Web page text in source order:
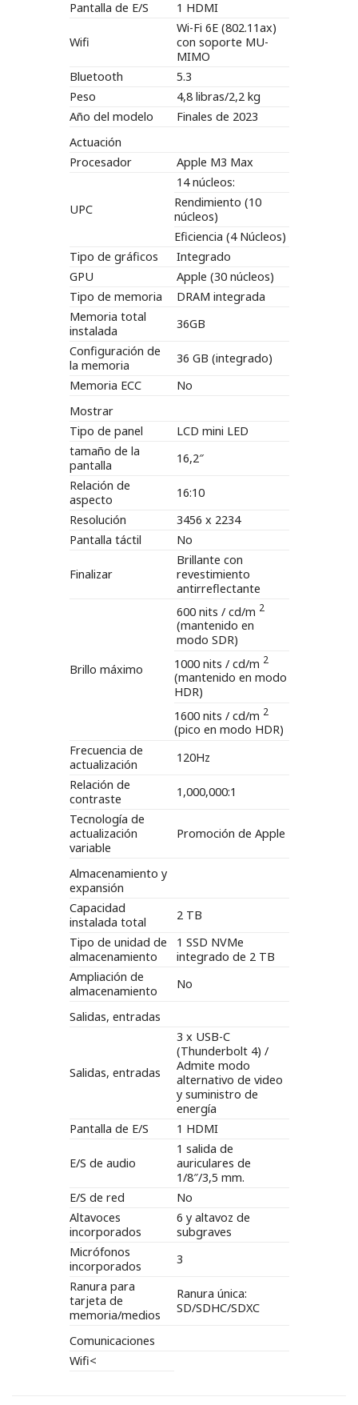
Pantalla de E/S 1 HDMI
Wifi
Wi-Fi 6E (802.11ax)
con soporte MU-
MIMO
Bluetooth
5.3
Peso
4,8 libras/2,2 kg
Año del modelo
Finales de 2023
Actuación
Procesador
Apple M3 Max
UPC
14 núcleos:
Rendimiento (10
núcleos)
Eficiencia (4 Núcleos)
Tipo de gráficos
Integrado
GPU
Apple (30 núcleos)
Tipo de memoria
DRAM integrada
Memoria total
instalada
36GB
Configuración de
la memoria
36 GB (integrado)
Memoria ECC
No
Mostrar
Tipo de panel
LCD mini LED
tamaño de la
pantalla
16,2″
Relación de
aspecto
16:10
Resolución
3456 x 2234
Pantalla táctil
No
Finalizar
Brillante con
revestimiento
antirreflectante
Brillo máximo
600 nits / cd/m 2
(mantenido en
modo SDR)
1000 nits / cd/m 2
(mantenido en modo
HDR)
1600 nits / cd/m 2
(pico en modo HDR)
Frecuencia de
actualización
120Hz
Relación de
contraste
1,000,000:1
Tecnología de
actualización
variable
Promoción de Apple
Almacenamiento y
expansión
Capacidad
instalada total
2 TB
Tipo de unidad de
almacenamiento
1 SSD NVMe
integrado de 2 TB
Ampliación de
almacenamiento
No
Salidas, entradas
Salidas, entradas
3 x USB-C
(Thunderbolt 4) /
Admite modo
alternativo de video
y suministro de
energía
Pantalla de E/S
1 HDMI
E/S de audio
1 salida de
auriculares de
1/8″/3,5 mm.
E/S de red
No
Altavoces
incorporados
6 y altavoz de
subgraves
Micrófonos
incorporados
3
Ranura para
tarjeta de
memoria/medios
Ranura única:
SD/SDHC/SDXC
Comunicaciones
Wifi<